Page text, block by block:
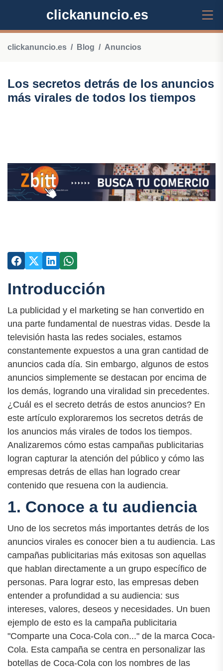
clickanuncio.es
clickanuncio.es Blog Anuncios
Los secretos detrás de los anuncios
más virales de todos los tiempos
Introducción
La publicidad y el marketing se han convertido en
una parte fundamental de nuestras vidas. Desde la
televisión hasta las redes sociales, estamos
constantemente expuestos a una gran cantidad de
anuncios cada día. Sin embargo, algunos de estos
anuncios simplemente se destacan por encima de
los demás, logrando una viralidad sin precedentes.
¿Cuál es el secreto detrás de estos anuncios? En
este artículo exploraremos los secretos detrás de
los anuncios más virales de todos los tiempos.
Analizaremos cómo estas campañas publicitarias
logran capturar la atención del público y cómo las
empresas detrás de ellas han logrado crear
contenido que resuena con la audiencia.
1. Conoce a tu audiencia
Uno de los secretos más importantes detrás de los
anuncios virales es conocer bien a tu audiencia. Las
campañas publicitarias más exitosas son aquellas
que hablan directamente a un grupo específico de
personas. Para lograr esto, las empresas deben
entender a profundidad a su audiencia: sus
intereses, valores, deseos y necesidades. Un buen
ejemplo de esto es la campaña publicitaria
"Comparte una Coca-Cola con..." de la marca Coca-
Cola. Esta campaña se centra en personalizar las
botellas de Coca-Cola con los nombres de las